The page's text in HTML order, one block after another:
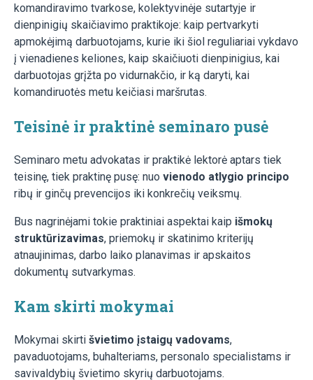
komandiravimo tvarkose, kolektyvinėje sutartyje ir
dienpinigių skaičiavimo praktikoje: kaip pertvarkyti
apmokėjimą darbuotojams, kurie iki šiol reguliariai vykdavo
į vienadienes keliones, kaip skaičiuoti dienpinigius, kai
darbuotojas grįžta po vidurnakčio, ir ką daryti, kai
komandiruotės metu keičiasi maršrutas.
Teisinė ir praktinė seminaro pusė
Seminaro metu advokatas ir praktikė lektorė aptars tiek
teisinę, tiek praktinę pusę: nuo vienodo atlygio principo
ribų ir ginčų prevencijos iki konkrečių veiksmų.
Bus nagrinėjami tokie praktiniai aspektai kaip išmokų
struktūrizavimas, priemokų ir skatinimo kriterijų
atnaujinimas, darbo laiko planavimas ir apskaitos
dokumentų sutvarkymas.
Kam skirti mokymai
Mokymai skirti švietimo įstaigų vadovams,
pavaduotojams, buhalteriams, personalo specialistams ir
savivaldybių švietimo skyrių darbuotojams.